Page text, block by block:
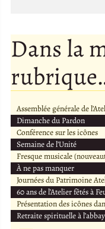
Dans la
Assemblée générale de
Dimanche du Pardon
Conférence sur les icônes
Semaine de l’Unité
Fresque musicale
À ne pas manquer
Journées du Patrimoine
60 ans de l’Atelier fêtés à
Présentation des icônes
Retraite spirituelle à